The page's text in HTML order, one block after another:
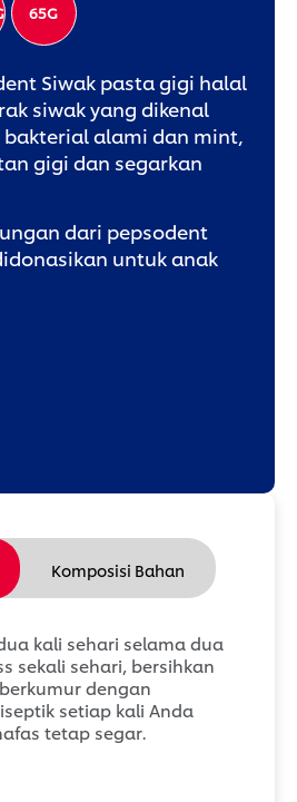
65G
Siwak pasta gigi halal
siwak yang dikenal
alami dan mint,
gigi dan segarkan
dari pepsodent
untuk anak
Komposisi Bahan
kali sehari selama dua
sekali sehari, bersihkan
dengan
setiap kali Anda
tetap segar.